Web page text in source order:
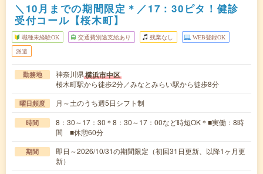
＼10月までの期間限定＊／17：30ピタ！健診
受付コール【桜木町】
職種未経験OK 交通費別途支給あり 残業なし WEB登録OK
派遣
勤務地 神奈川県横浜市中区
桜木町駅から徒歩2分／みなとみらい駅から徒歩8分
曜日頻度 月～土のうち週5日シフト制
時間
8：30～17：30＊8：30～17：00など時短OK＊■実働：8時
間 ■休憩60分
期間
即日～2026/10/31の期間限定（初回31日更新、以降1ヶ月更
新）